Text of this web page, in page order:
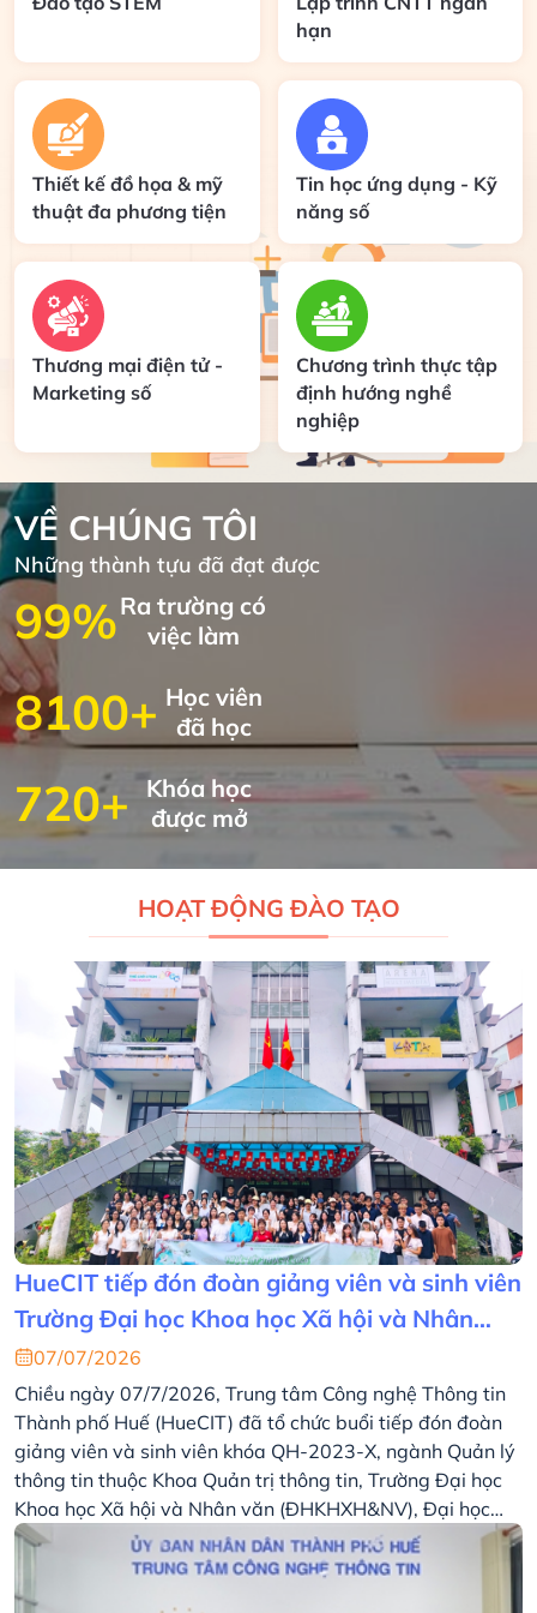
hạn
Thiết kế đồ họa & mỹ
thuật đa phương tiện
Tin học ứng dụng - Kỹ
năng số
Thương mại điện tử -
Marketing số
Chương trình thực tập
định hướng nghề
nghiệp
VỀ CHÚNG TÔI
Những thành tựu đã đạt được
99%Ra trường có
việc làm
8100+ Học viên
đã học
720+
Khóa học
được mở
HOẠT ĐỘNG ĐÀO TẠO
HueCIT tiếp đón đoàn giảng viên và sinh viên
Trường Đại học Khoa học Xã hội và Nhân
văn, Đại học Quốc gia Hà Nội tham quan,
thực tập thực tế
07/07/2026
Chiều ngày 07/7/2026, Trung tâm Công nghệ Thông tin
Thành phố Huế (HueCIT) đã tổ chức buổi tiếp đón đoàn
giảng viên và sinh viên khóa QH-2023-X, ngành Quản lý
thông tin thuộc Khoa Quản trị thông tin, Trường Đại học
Khoa học Xã hội và Nhân văn (ĐHKHXH&NV), Đại học
Quốc gia Hà Nội (ĐHQG Hà Nội) đến tham quan, thực
tập thực tế tại Trung tâm.